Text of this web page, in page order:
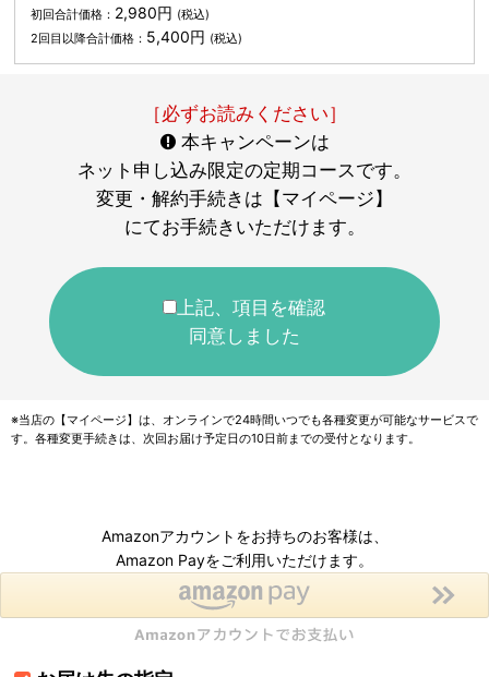
初回合計価格： 2,980円 (税込)
2回目以降合計価格： 5,400円 (税込)
［必ずお読みください］
本キャンペーンは
ネット申し込み限定の定期コースです。
変更・解約手続きは【マイページ】
にてお手続きいただけます。
上記、項目を確認
同意しました
※当店の【マイページ】は、オンラインで24時間いつでも各種変更が可能なサービスで
す。各種変更手続きは、次回お届け予定日の10日前までの受付となります。
Amazonアカウントをお持ちのお客様は、
Amazon Payをご利用いただけます。